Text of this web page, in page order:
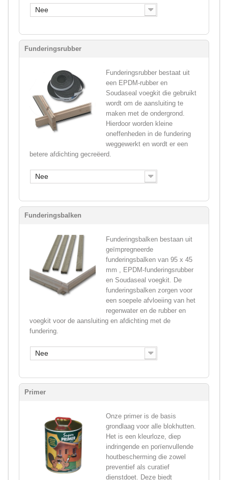
Nee
Funderingsrubber
Funderingsrubber bestaat uit
een EPDM-rubber en
Soudaseal voegkit die gebruikt
wordt om de aansluiting te
maken met de ondergrond.
Hierdoor worden kleine
oneffenheden in de fundering
weggewerkt en wordt er een
betere afdichting gecreëerd.
Nee
Funderingsbalken
Funderingsbalken bestaan uit
geïmpregneerde
funderingsbalken van 95 x 45
mm , EPDM-funderingsrubber
en Soudaseal voegkit. De
funderingsbalken zorgen voor
een soepele afvloeiing van het
regenwater en de rubber en
voegkit voor de aansluiting en afdichting met de
fundering.
Nee
Primer
Onze primer is de basis
grondlaag voor alle blokhutten.
Het is een kleurloze, diep
indringende en porïenvullende
houtbescherming die zowel
preventief als curatief
dienstdoet. Deze biedt